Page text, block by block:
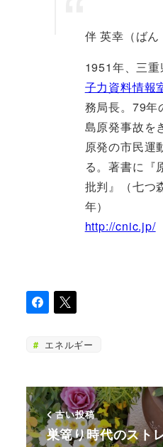
伴 英幸（ばん
1951年、三重
子力資料情報
務局長。79年
島原発事故を
原発の市民運
る。著書に『
批判』（七つ
年）
http://cnic.jp/
エネルギー
古い投稿
巣篭り時代のスト